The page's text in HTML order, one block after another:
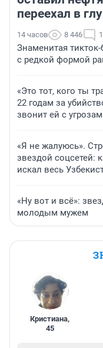
переехал в
14 часов 8 446 1
Знаменитая
с редкой формой
«Это тот, кого ты
22 годам за
звонит ей с
«Я не жалуюсь».
звездой соцсетей:
искал весь
«Ну вот и всё»:
молодым мужем
Кристиана,
45